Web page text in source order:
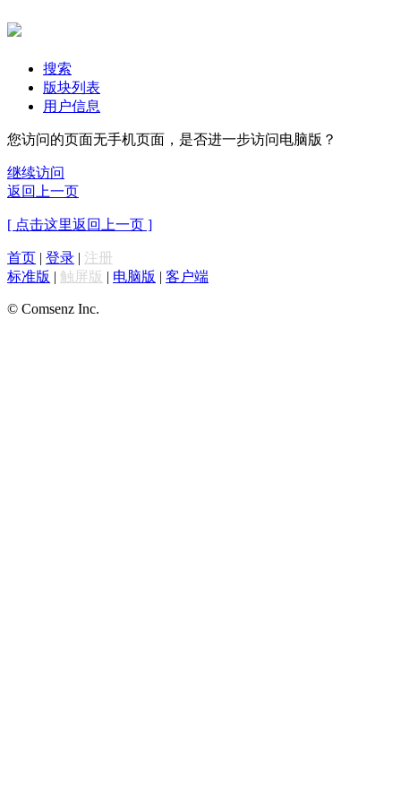
搜索
版块列表
用户信息
您访问的页面无手机页面，是否进一步访问电脑版？
继续访问
返回上一页
[ 点击这里返回上一页 ]
首页 | 登录 | 注册
标准版 | 触屏版 | 电脑版 | 客户端
© Comsenz Inc.